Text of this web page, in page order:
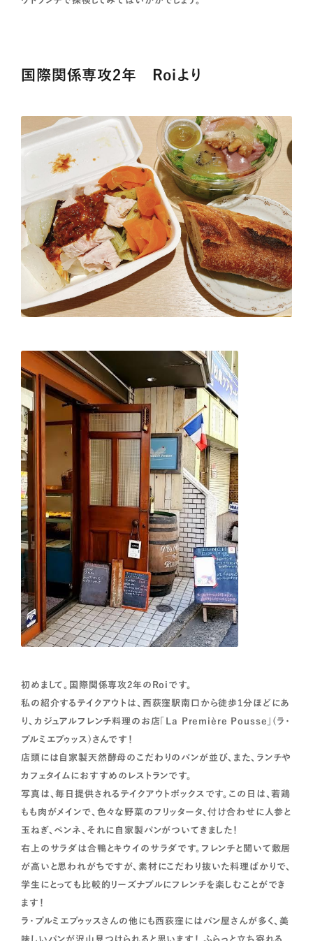
国際関係専攻2年 Roiより
初めまして。国際関係専攻2年のRoiです。
私の紹介するテイクアウトは、西荻窪駅南口から徒歩1分ほどにあ
り、カジュアルフレンチ料理のお店「La Première Pousse」(ラ・
プルミエプゥッス)さんです！
店頭には自家製天然酵母のこだわりのパンが並び、また、ランチや
カフェタイムにおすすめのレストランです。
写真は、毎日提供されるテイクアウトボックスです。この日は、若鶏
もも肉がメインで、色々な野菜のフリッタータ、付け合わせに人参と
玉ねぎ、ペンネ、それに自家製パンがついてきました！
右上のサラダは合鴨とキウイのサラダです。フレンチと聞いて敷居
が高いと思われがちですが、素材にこだわり抜いた料理ばかりで、
学生にとっても比較的リーズナブルにフレンチを楽しむことができ
ます！
ラ・プルミエプゥッスさんの他にも西荻窪にはパン屋さんが多く、美
味しいパンが沢山見つけられると思います！ ふらっと立ち寄れる